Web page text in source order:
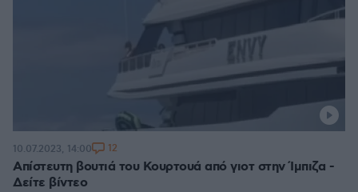
Απίστευτη βουτιά του Κουρτουά από γιοτ στην Ίμπιζα -
Δείτε βίντεο
10.07.2023, 14:00 12